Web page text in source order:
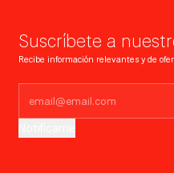
Suscríbete a
Recibe información relevantes y de